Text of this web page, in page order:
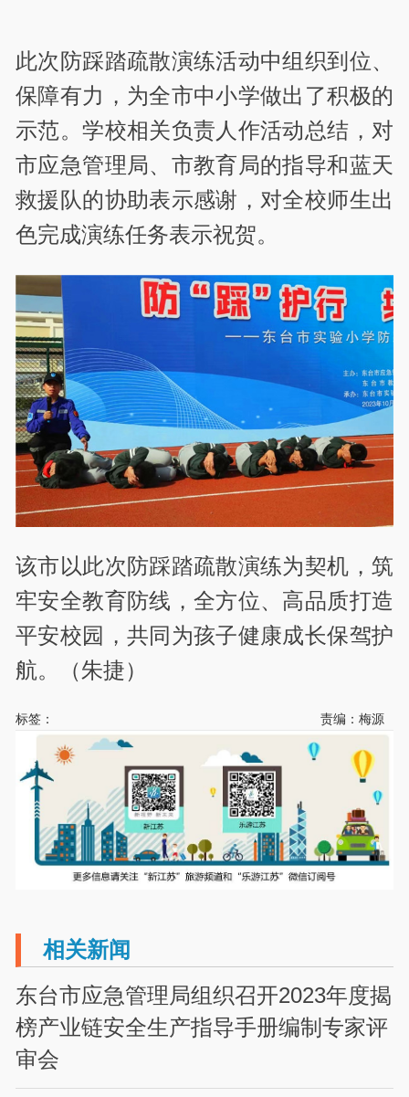
此次防踩踏疏散演练活动中组织到位、
保障有力，为全市中小学做出了积极的
示范。学校相关负责人作活动总结，对
市应急管理局、市教育局的指导和蓝天
救援队的协助表示感谢，对全校师生出
色完成演练任务表示祝贺。
该市以此次防踩踏疏散演练为契机，筑
牢安全教育防线，全方位、高品质打造
平安校园，共同为孩子健康成长保驾护
航。（朱捷）
标签： 责编：梅源
相关新闻
东台市应急管理局组织召开2023年度揭
榜产业链安全生产指导手册编制专家评
审会